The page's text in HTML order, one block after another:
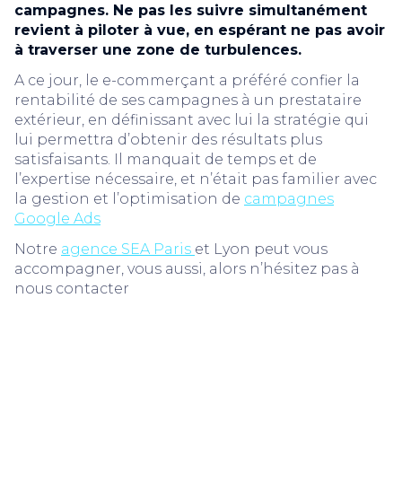
campagnes. Ne pas les suivre simultanément
revient à piloter à vue, en espérant ne pas avoir
à traverser une zone de turbulences.
A ce jour, le e-commerçant a préféré confier la
rentabilité de ses campagnes à un prestataire
extérieur, en définissant avec lui la stratégie qui
lui permettra d’obtenir des résultats plus
satisfaisants. Il manquait de temps et de
l’expertise nécessaire, et n’était pas familier avec
la gestion et l’optimisation de campagnes
Google Ads
Notre agence SEA Paris et Lyon peut vous
accompagner, vous aussi, alors n’hésitez pas à
nous contacter